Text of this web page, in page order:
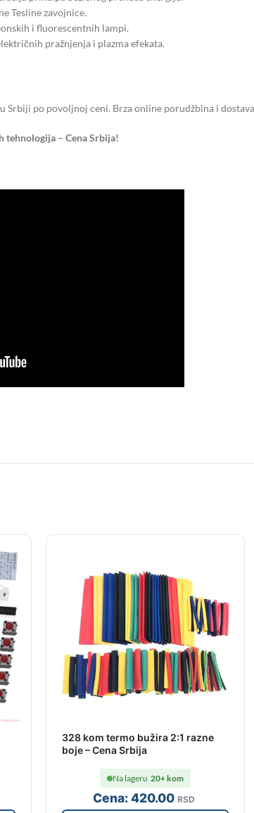
Tesline zavojnice.
i fluorescentnih lampi.
pražnjenja i plazma efekata.
Srbiji po povoljnoj ceni. Brza online porudžbina i
tehnologija – Cena Srbija!
328 kom termo bužira 2:1 razne
boje – Cena Srbija
Cena:420.00 RSD
Na lageru 20+ kom